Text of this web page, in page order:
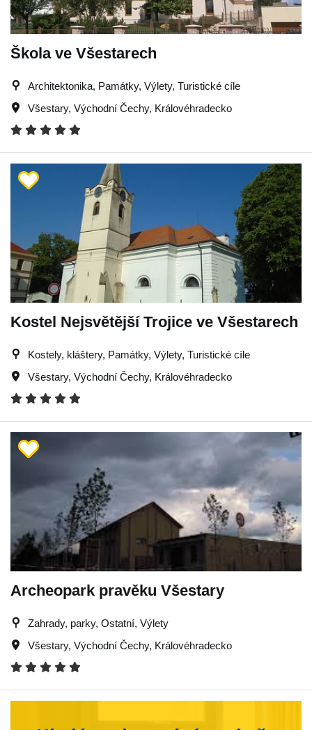
Škola ve Všestarech
Architektonika, Památky, Výlety, Turistické cíle
Všestary, Východní Čechy, Královéhradecko
Kostel Nejsvětější Trojice ve Všestarech
Kostely, kláštery, Památky, Výlety, Turistické cíle
Všestary, Východní Čechy, Královéhradecko
Archeopark pravěku Všestary
Zahrady, parky, Ostatní, Výlety
Všestary, Východní Čechy, Královéhradecko